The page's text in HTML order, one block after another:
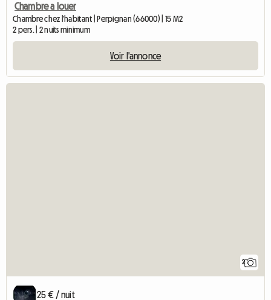
Chambre a louer
Chambre chez l'habitant | Perpignan (66000) | 15 M2
2 pers. | 2 nuits minimum
Voir l'annonce
2
25 € / nuit